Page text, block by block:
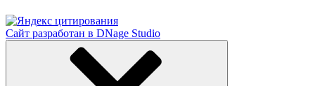
Сайт разработан в DNage Studio